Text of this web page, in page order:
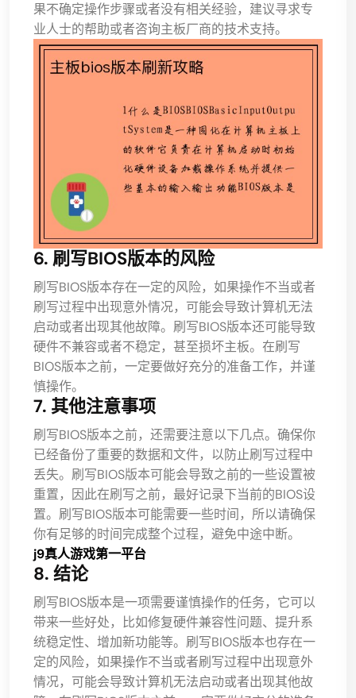
果不确定操作步骤或者没有相关经验，建议寻求专
业人士的帮助或者咨询主板厂商的技术支持。
6. 刷写BIOS版本的风险
刷写BIOS版本存在一定的风险，如果操作不当或者
刷写过程中出现意外情况，可能会导致计算机无法
启动或者出现其他故障。刷写BIOS版本还可能导致
硬件不兼容或者不稳定，甚至损坏主板。在刷写
BIOS版本之前，一定要做好充分的准备工作，并谨
慎操作。
7. 其他注意事项
刷写BIOS版本之前，还需要注意以下几点。确保你
已经备份了重要的数据和文件，以防止刷写过程中
丢失。刷写BIOS版本可能会导致之前的一些设置被
重置，因此在刷写之前，最好记录下当前的BIOS设
置。刷写BIOS版本可能需要一些时间，所以请确保
你有足够的时间完成整个过程，避免中途中断。
j9真人游戏第一平台
8. 结论
刷写BIOS版本是一项需要谨慎操作的任务，它可以
带来一些好处，比如修复硬件兼容性问题、提升系
统稳定性、增加新功能等。刷写BIOS版本也存在一
定的风险，如果操作不当或者刷写过程中出现意外
情况，可能会导致计算机无法启动或者出现其他故